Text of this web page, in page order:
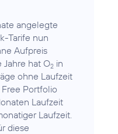
angelegte
Tarife nun
Aufpreis
Jahre hat O2in
ohne Laufzeit
Portfolio
Laufzeit
Laufzeit.
diese